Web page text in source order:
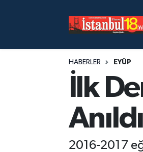
HABERLER EYÜP
İlk
Anıldı
2016-2017